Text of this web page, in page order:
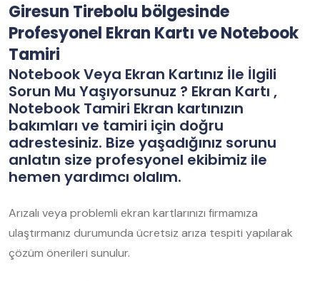
Giresun Tirebolu bölgesinde
Profesyonel Ekran Kartı ve Notebook
Tamiri
Notebook Veya Ekran Kartınız İle İlgili
Sorun Mu Yaşıyorsunuz ? Ekran Kartı ,
Notebook Tamiri Ekran kartınızın
bakımları ve tamiri için doğru
adrestesiniz. Bize yaşadığınız sorunu
anlatın size profesyonel ekibimiz ile
hemen yardımcı olalım.
Arızalı veya problemli ekran kartlarınızı firmamıza
ulaştırmanız durumunda ücretsiz arıza tespiti yapılarak
çözüm önerileri sunulur.